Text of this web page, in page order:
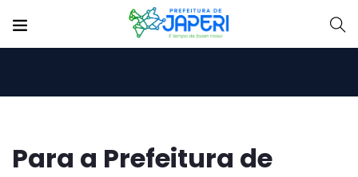
Para a Prefeitura de